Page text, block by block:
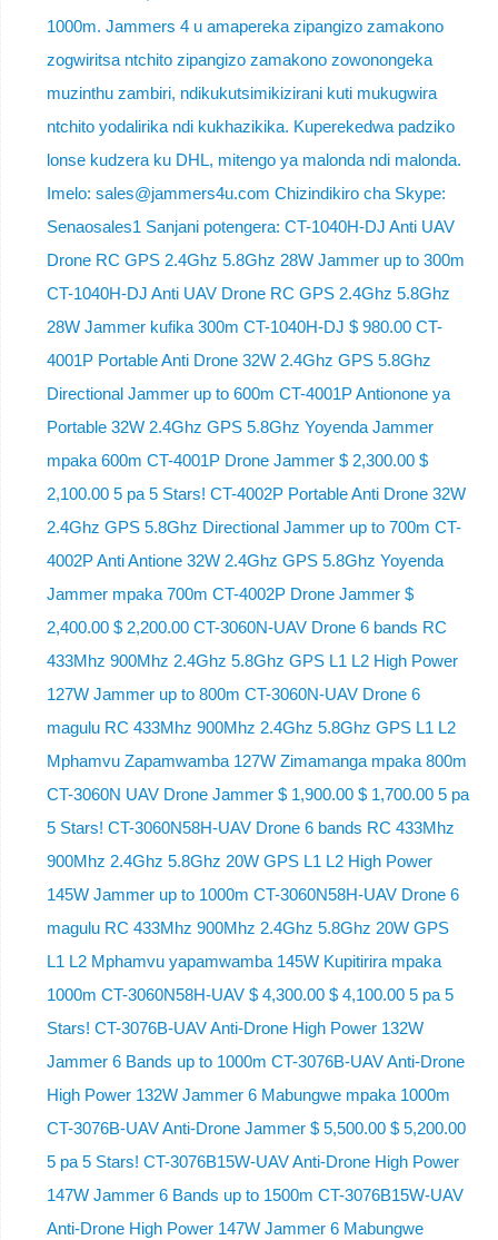
1000m. Jammers 4 u amapereka zipangizo zamakono
zogwiritsa ntchito zipangizo zamakono zowonongeka
muzinthu zambiri, ndikukutsimikizirani kuti mukugwira
ntchito yodalirika ndi kukhazikika. Kuperekedwa padziko
lonse kudzera ku DHL, mitengo ya malonda ndi malonda.
Imelo: sales@jammers4u.com Chizindikiro cha Skype:
Senaosales1 Sanjani potengera: CT-1040H-DJ Anti UAV
Drone RC GPS 2.4Ghz 5.8Ghz 28W Jammer up to 300m
CT-1040H-DJ Anti UAV Drone RC GPS 2.4Ghz 5.8Ghz
28W Jammer kufika 300m CT-1040H-DJ $ 980.00 CT-
4001P Portable Anti Drone 32W 2.4Ghz GPS 5.8Ghz
Directional Jammer up to 600m CT-4001P Antionone ya
Portable 32W 2.4Ghz GPS 5.8Ghz Yoyenda Jammer
mpaka 600m CT-4001P Drone Jammer $ 2,300.00 $
2,100.00 5 pa 5 Stars! CT-4002P Portable Anti Drone 32W
2.4Ghz GPS 5.8Ghz Directional Jammer up to 700m CT-
4002P Anti Antione 32W 2.4Ghz GPS 5.8Ghz Yoyenda
Jammer mpaka 700m CT-4002P Drone Jammer $
2,400.00 $ 2,200.00 CT-3060N-UAV Drone 6 bands RC
433Mhz 900Mhz 2.4Ghz 5.8Ghz GPS L1 L2 High Power
127W Jammer up to 800m CT-3060N-UAV Drone 6
magulu RC 433Mhz 900Mhz 2.4Ghz 5.8Ghz GPS L1 L2
Mphamvu Zapamwamba 127W Zimamanga mpaka 800m
CT-3060N UAV Drone Jammer $ 1,900.00 $ 1,700.00 5 pa
5 Stars! CT-3060N58H-UAV Drone 6 bands RC 433Mhz
900Mhz 2.4Ghz 5.8Ghz 20W GPS L1 L2 High Power
145W Jammer up to 1000m CT-3060N58H-UAV Drone 6
magulu RC 433Mhz 900Mhz 2.4Ghz 5.8Ghz 20W GPS
L1 L2 Mphamvu yapamwamba 145W Kupitirira mpaka
1000m CT-3060N58H-UAV $ 4,300.00 $ 4,100.00 5 pa 5
Stars! CT-3076B-UAV Anti-Drone High Power 132W
Jammer 6 Bands up to 1000m CT-3076B-UAV Anti-Drone
High Power 132W Jammer 6 Mabungwe mpaka 1000m
CT-3076B-UAV Anti-Drone Jammer $ 5,500.00 $ 5,200.00
5 pa 5 Stars! CT-3076B15W-UAV Anti-Drone High Power
147W Jammer 6 Bands up to 1500m CT-3076B15W-UAV
Anti-Drone High Power 147W Jammer 6 Mabungwe